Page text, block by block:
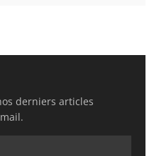
derniers articles